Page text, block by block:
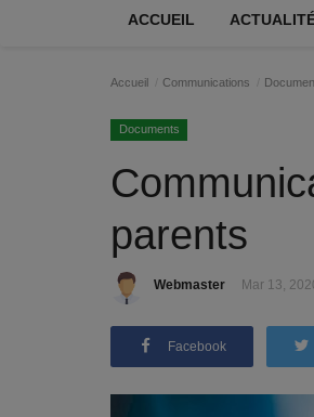
ACCUEIL
Accueil Communications
Documents
parents
Webmaster Mar 13,
Facebook